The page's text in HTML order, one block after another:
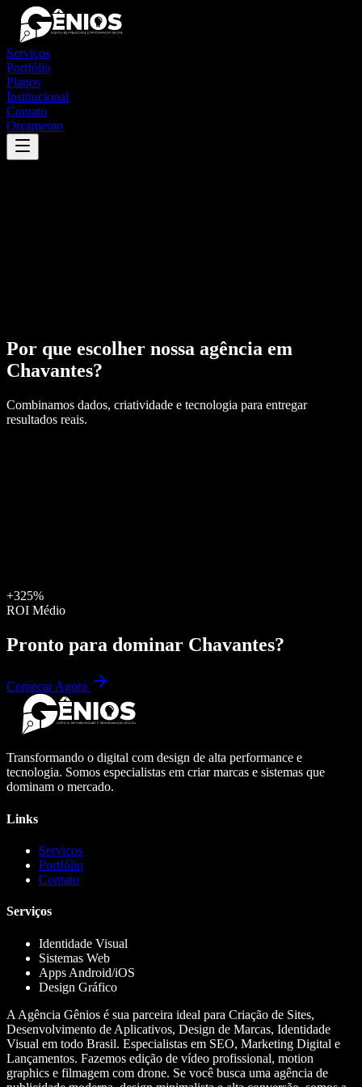
Serviços
Portfólio
Planos
Institucional
Contato
Orçamento
Por que escolher nossa agência em
Chavantes?
Combinamos dados, criatividade e tecnologia para entregar
resultados reais.
+325%
ROI Médio
Pronto para dominar Chavantes?
Começar Agora
Transformando o digital com design de alta performance e
tecnologia. Somos especialistas em criar marcas e sistemas que
dominam o mercado.
Links
Serviços
Portfólio
Contato
Serviços
Identidade Visual
Sistemas Web
Apps Android/iOS
Design Gráfico
A Agência Gênios é sua parceira ideal para Criação de Sites,
Desenvolvimento de Aplicativos, Design de Marcas, Identidade
Visual em todo Brasil. Especialistas em SEO, Marketing Digital e
Lançamentos. Fazemos edição de vídeo profissional, motion
graphics e filmagem com drone. Se você busca uma agência de